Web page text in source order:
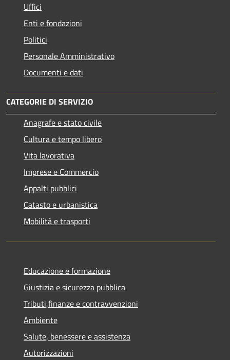
Uffici
Enti e fondazioni
Politici
Personale Amministrativo
Documenti e dati
CATEGORIE DI SERVIZIO
Anagrafe e stato civile
Cultura e tempo libero
Vita lavorativa
Imprese e Commercio
Appalti pubblici
Catasto e urbanistica
Mobilità e trasporti
Educazione e formazione
Giustizia e sicurezza pubblica
Tributi,finanze e contravvenzioni
Ambiente
Salute, benessere e assistenza
Autorizzazioni